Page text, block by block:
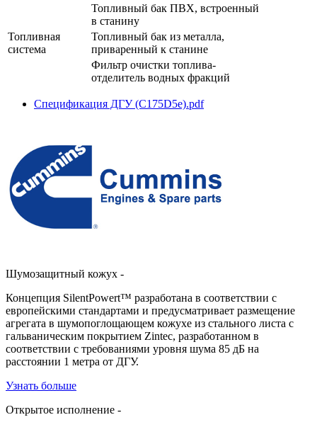
Топливная
система
Топливный бак ПВХ, встроенный
в станину
Топливный бак из металла,
приваренный к станине
Фильтр очистки топлива-
отделитель водных фракций
Спецификация ДГУ (C175D5e).pdf
Шумозащитный кожух -
Концепция SilentPowert™ разработана в соответствии с
европейскими стандартами и предусматривает размещение
агрегата в шумопоглощающем кожухе из стального листа с
гальваническим покрытием Zintec, разработанном в
соответствии с требованиями уровня шума 85 дБ на
расстоянии 1 метра от ДГУ.
Узнать больше
Открытое исполнение -